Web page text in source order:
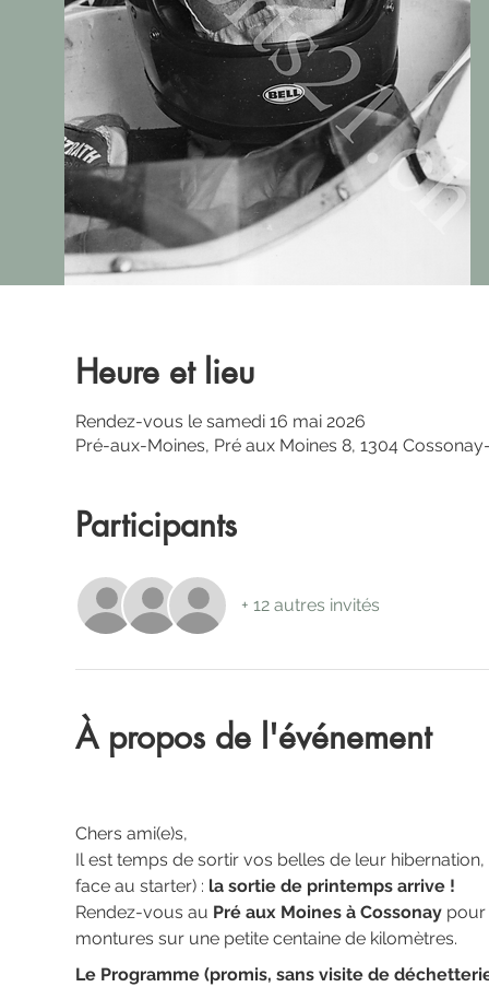
Heure et lieu
Rendez-vous le samedi 16 mai 2026
Pré-aux-Moines, Pré aux Moines 8, 1304
Participants
+ 12 autres invités
À propos de l'événement
Chers ami(e)s,
Il est temps de sortir vos belles de leur
face au starter) : la sortie de printemps arrive !
Rendez-vous au Pré aux Moines à Cossonay pour
montures sur une petite centaine de kilomètres.
Le Programme (promis, sans visite de